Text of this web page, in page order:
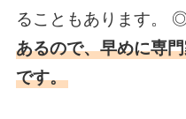
ることもあります。
あるので、早めに専
です。